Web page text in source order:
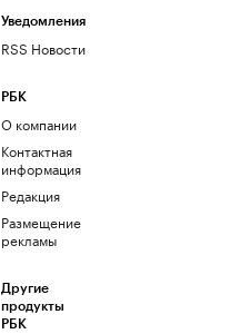
Уведомления
RSS Новости
РБК
О компании
Контактная
информация
Редакция
Размещение
рекламы
Другие
продукты
РБК